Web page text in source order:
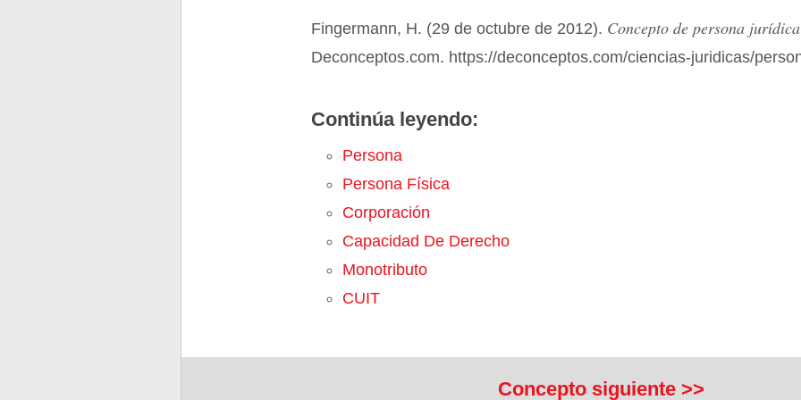
Fingermann, H. (29 de octubre de 2012). Concepto de persona jurídica
Deconceptos.com. https://deconceptos.com/ciencias-juridicas/
Continúa leyendo:
Persona
Persona Física
Corporación
Capacidad De Derecho
Monotributo
CUIT
Concepto siguiente >>